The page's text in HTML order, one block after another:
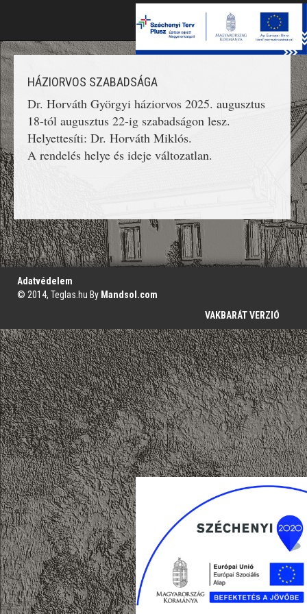
HÁZIORVOS SZABADSÁGA
Dr. Horváth Györgyi háziorvos 2025. augusztus
18-tól augusztus 22-ig szabadságon lesz.
Helyettesíti: Dr. Horváth Miklós.
A rendelés helye és ideje változatlan.
';
Adatvédelem
© 2014, Teglas.hu By Mandsol.com
VAKBARÁT VERZIÓ